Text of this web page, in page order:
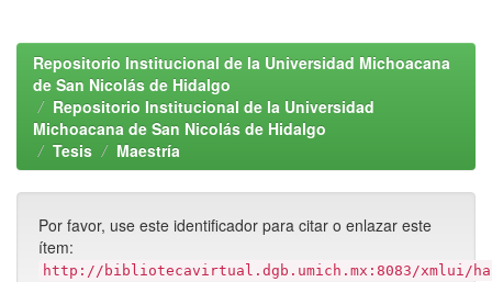
Repositorio Institucional de la Universidad Michoacana
de San Nicolás de Hidalgo
Repositorio Institucional de la Universidad
Michoacana de San Nicolás de Hidalgo
Tesis
Maestría
Por favor, use este identificador para citar o enlazar este
ítem:
http://bibliotecavirtual.dgb.umich.mx:8083/xmlui/